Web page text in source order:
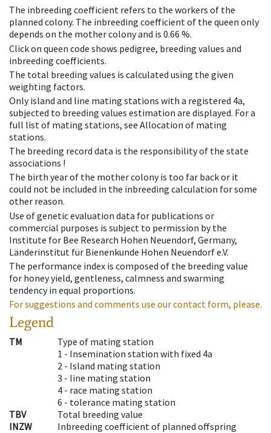
The inbreeding coefficient refers to the workers of the
planned colony. The inbreeding coefficient of the queen only
depends on the mother colony and is 0.66 %.
Click on queen code shows pedigree, breeding values and
inbreeding coefficients.
The total breeding values is calculated using the given
weighting factors.
Only island and line mating stations with a registered 4a,
subjected to breeding values estimation are displayed. For a
full list of mating stations, see Allocation of mating
stations.
The breeding record data is the responsibility of the state
associations !
The birth year of the mother colony is too far back or it
could not be included in the inbreeding calculation for some
other reason.
Use of genetic evaluation data for publications or
commercial purposes is subject to permission by the
Institute for Bee Research Hohen Neuendorf, Germany,
Länderinstitut für Bienenkunde Hohen Neuendorf e.V.
The performance index is composed of the breeding value
for honey yield, gentleness, calmness and swarming
tendency in equal proportions.
For suggestions and comments use our contact form, please.
Legend
TM
Type of mating station
1 - Insemination station with fixed 4a
2 - Island mating station
3 - line mating station
4 - race mating station
6 - tolerance mating station
TBV
Total breeding value
INZW
Inbreeding coefficient of planned offspring